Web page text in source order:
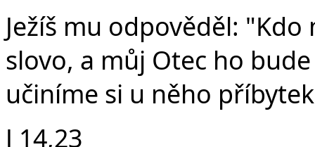
Ježíš mu odpověděl:
slovo, a můj Otec ho
učiníme si u něho
J 14,23